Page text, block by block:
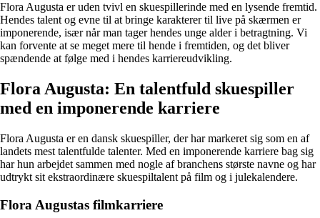
Flora Augusta er uden tvivl en skuespillerinde med en lysende fremtid.
Hendes talent og evne til at bringe karakterer til live på skærmen er
imponerende, især når man tager hendes unge alder i betragtning. Vi
kan forvente at se meget mere til hende i fremtiden, og det bliver
spændende at følge med i hendes karriereudvikling.
Flora Augusta: En talentfuld skuespiller
med en imponerende karriere
Flora Augusta er en dansk skuespiller, der har markeret sig som en af
landets mest talentfulde talenter. Med en imponerende karriere bag sig
har hun arbejdet sammen med nogle af branchens største navne og har
udtrykt sit ekstraordinære skuespiltalent på film og i julekalendere.
Flora Augustas filmkarriere